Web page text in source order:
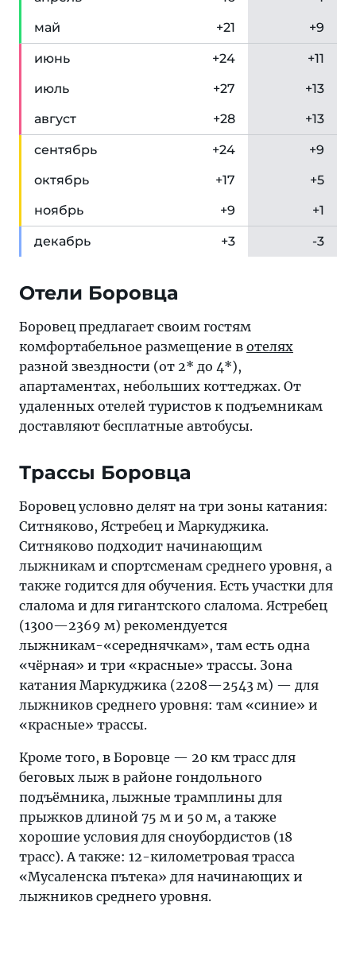
май
+21 +9
июнь +24
+11
июль +27
+13
август +28 +13
сентябрь +24
+9
октябрь +17
+5
ноябрь +9 +1
декабрь +3 -3
Отели Боровца
Боровец предлагает своим гостям
комфортабельное размещение в отелях
разной звездности (от 2* до 4*),
апартаментах, небольших коттеджах. От
удаленных отелей туристов к подъемникам
доставляют бесплатные автобусы.
Трассы Боровца
Боровец условно делят на три зоны катания:
Ситняково, Ястребец и Маркуджика.
Ситняково подходит начинающим
лыжникам и спортсменам среднего уровня, а
также годится для обучения. Есть участки для
слалома и для гигантского слалома. Ястребец
(1300—2369 м) рекомендуется
лыжникам-«середнячкам», там есть одна
«чёрная» и три «красные» трассы. Зона
катания Маркуджика (2208—2543 м) — для
лыжников среднего уровня: там «синие» и
«красные» трассы.
Кроме того, в Боровце — 20 км трасс для
беговых лыж в районе гондольного
подъёмника, лыжные трамплины для
прыжков длиной 75 м и 50 м, а также
хорошие условия для сноубордистов (18
трасс). А также: 12-километровая трасса
«Мусаленска пътека» для начинающих и
лыжников среднего уровня.